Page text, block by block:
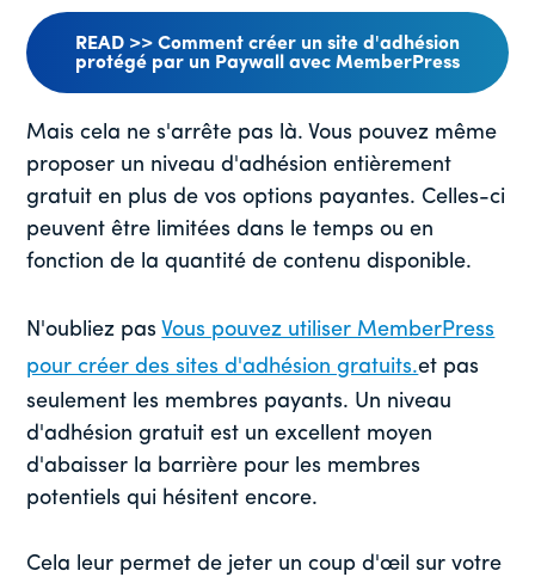
READ >> Comment créer un site d'adhésion
protégé par un Paywall avec MemberPress
Mais cela ne s'arrête pas là. Vous pouvez même
proposer un niveau d'adhésion entièrement
gratuit en plus de vos options payantes. Celles-ci
peuvent être limitées dans le temps ou en
fonction de la quantité de contenu disponible.
N'oubliez pas Vous pouvez utiliser MemberPress
pour créer des sites d'adhésion gratuits.et pas
seulement les membres payants. Un niveau
d'adhésion gratuit est un excellent moyen
d'abaisser la barrière pour les membres
potentiels qui hésitent encore.
Cela leur permet de jeter un coup d'œil sur votre